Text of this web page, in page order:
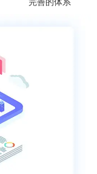
完善的体系